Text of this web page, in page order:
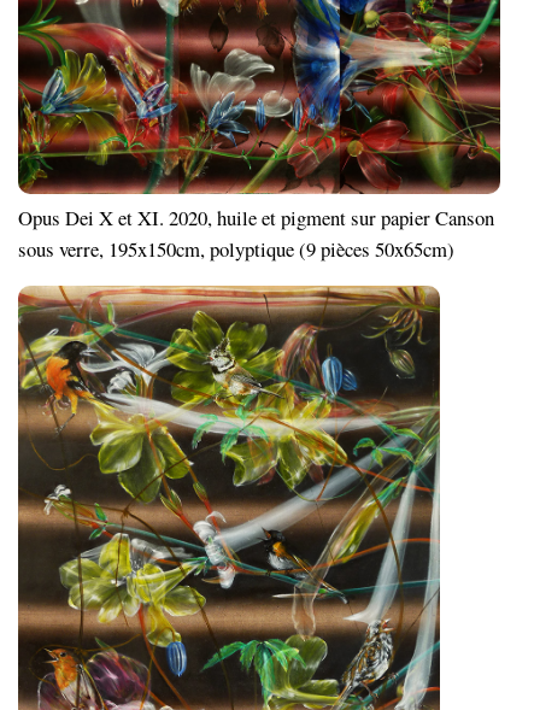
Opus Dei X et XI. 2020, huile et pigment sur papier Canson
sous verre, 195x150cm, polyptique (9 pièces 50x65cm)